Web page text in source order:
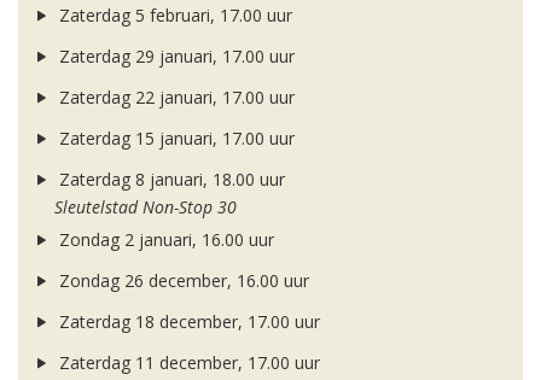
Zaterdag 5 februari, 17.00 uur
Zaterdag 29 januari, 17.00 uur
Zaterdag 22 januari, 17.00 uur
Zaterdag 15 januari, 17.00 uur
Zaterdag 8 januari, 18.00 uur
Sleutelstad Non-Stop 30
Zondag 2 januari, 16.00 uur
Zondag 26 december, 16.00 uur
Zaterdag 18 december, 17.00 uur
Zaterdag 11 december, 17.00 uur